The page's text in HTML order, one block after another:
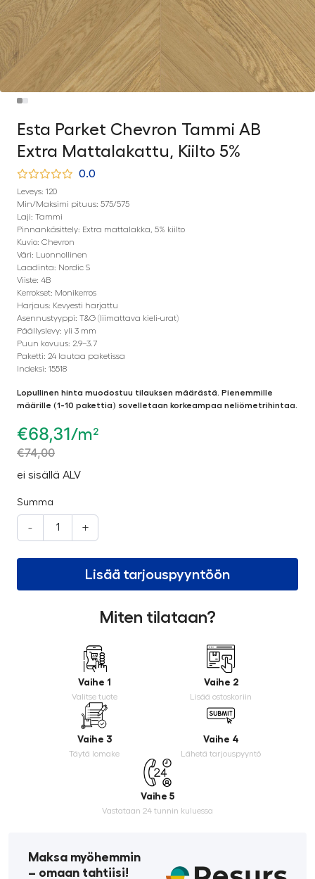
Esta Parket Chevron Tammi AB
Extra Mattalakattu, Kiilto 5%
0.0
Leveys: 120
Min/Maksimi pituus: 575/575
Laji: Tammi
Pinnankäsittely: Extra mattalakka, 5% kiilto
Kuvio: Chevron
Väri: Luonnollinen
Laadinta: Nordic S
Viiste: 4B
Kerrokset: Monikerros
Harjaus: Kevyesti harjattu
Asennustyyppi: T&G (liimattava kieli-urat)
Päällyslevy: yli 3 mm
Puun kovuus: 2.9–3.7
Paketti: 24 lautaa paketissa
Indeksi: 15518
Lopullinen hinta muodostuu tilauksen määrästä. Pienemmille
määrille (1-10 pakettia) sovelletaan korkeampaa neliömetrihintaa.
€68,31/m²
€74,00
ei sisällä ALV
Summa
- +
Lisää tarjouspyyntöön
Miten tilataan?
Vaihe 1
Valitse tuote
Vaihe 2
Lisää ostoskoriin
Vaihe 3
Täytä lomake
Vaihe 4
Lähetä tarjouspyyntö
Vaihe 5
Vastataan 24 tunnin kuluessa
Maksa myöhemmin
­– omaan tahtiisi!